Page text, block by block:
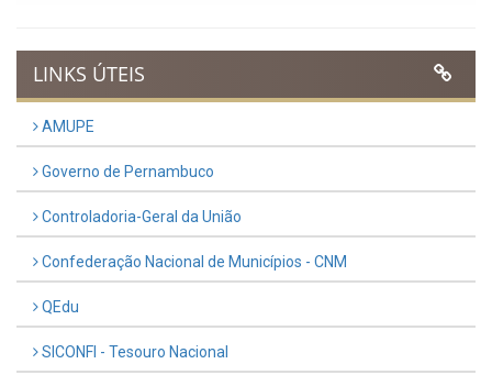
LINKS ÚTEIS
AMUPE
Governo de Pernambuco
Controladoria-Geral da União
Confederação Nacional de Municípios - CNM
QEdu
SICONFI - Tesouro Nacional